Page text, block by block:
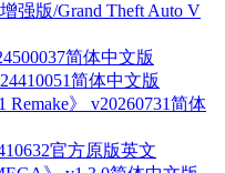
强版/Grand Theft Auto V
简体中文版
简体中文版
Remake》 v20260731简体
官方原版英文